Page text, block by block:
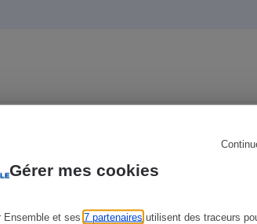
Gérer mes cookies
Ensemble et ses 7 partenaires utilisent des traceurs